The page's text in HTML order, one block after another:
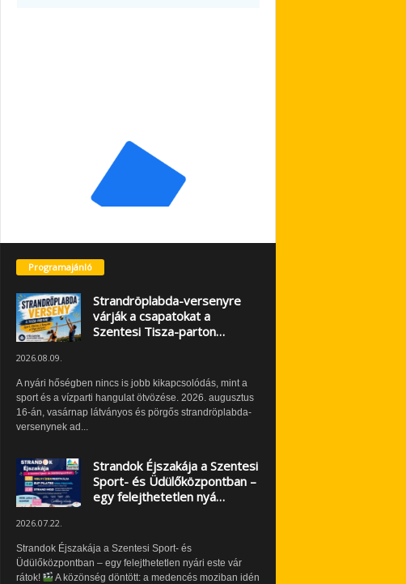
Programajánló
Strandröplabda-versenyre
várják a csapatokat a
Szentesi Tisza-parton…
2026.08.09.
A nyári hőségben nincs is jobb kikapcsolódás, mint a
sport és a vízparti hangulat ötvözése. 2026. augusztus
16-án, vasárnap látványos és pörgős strandröplabda-
versenynek ad...
Strandok Éjszakája a Szentesi
Sport- és Üdülőközpontban –
egy felejthetetlen nyá…
2026.07.22.
Strandok Éjszakája a Szentesi Sport- és
Üdülőközpontban – egy felejthetetlen nyári este vár
rátok!
A közönség döntött: a medencés moziban idén